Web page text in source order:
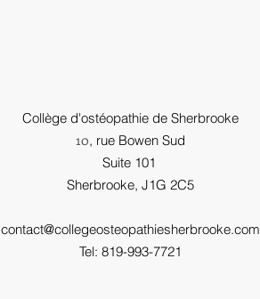
Collège d'ostéopathie de Sherbrooke
10, rue Bowen Sud
Suite 101
Sherbrooke, J1G 2C5
contact@collegeosteopathiesherbrooke.com
Tel: 819-993-7721